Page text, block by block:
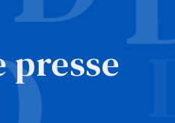
presse